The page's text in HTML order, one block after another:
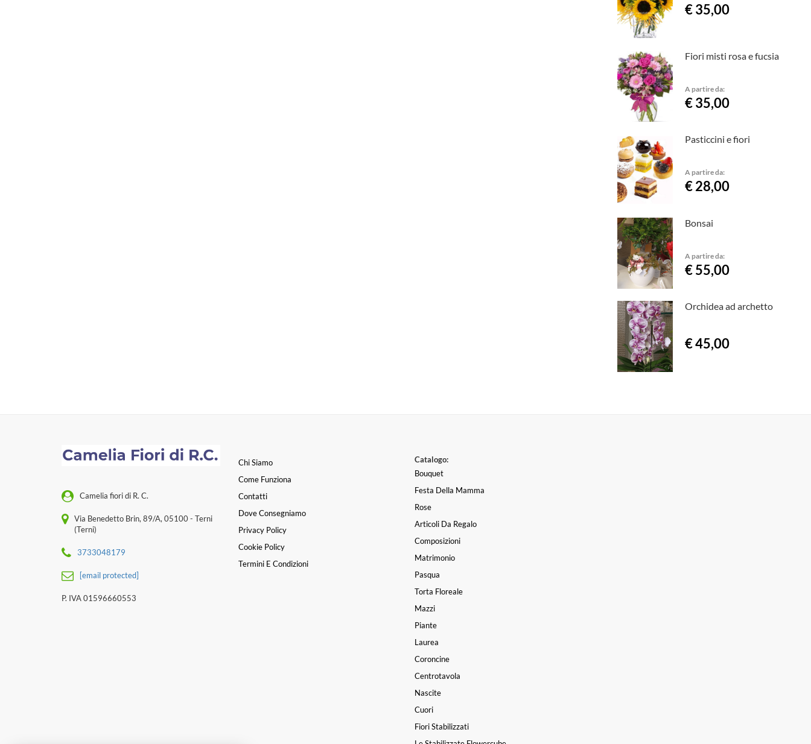
€ 35,00
Fiori misti rosa e fucsia
A partire da:
€ 35,00
Pasticcini e fiori
A partire da:
€ 28,00
Bonsai
A partire da:
€ 55,00
Orchidea ad archetto
€ 45,00
Camelia fiori di R. C.
Via Benedetto Brin, 89/A, 05100 - Terni
(Terni)
3733048179
[email protected]
P. IVA 01596660553
Chi Siamo
Come Funziona
Contatti
Dove Consegniamo
Privacy Policy
Cookie Policy
Termini E Condizioni
Catalogo:
Bouquet
Festa Della Mamma
Rose
Articoli Da Regalo
Composizioni
Matrimonio
Pasqua
Torta Floreale
Mazzi
Piante
Laurea
Coroncine
Centrotavola
Nascite
Cuori
Fiori Stabilizzati